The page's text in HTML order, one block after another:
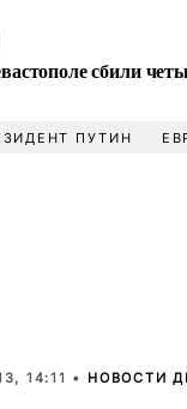
сбили
ПУТИН
14:11 • НОВОСТИ